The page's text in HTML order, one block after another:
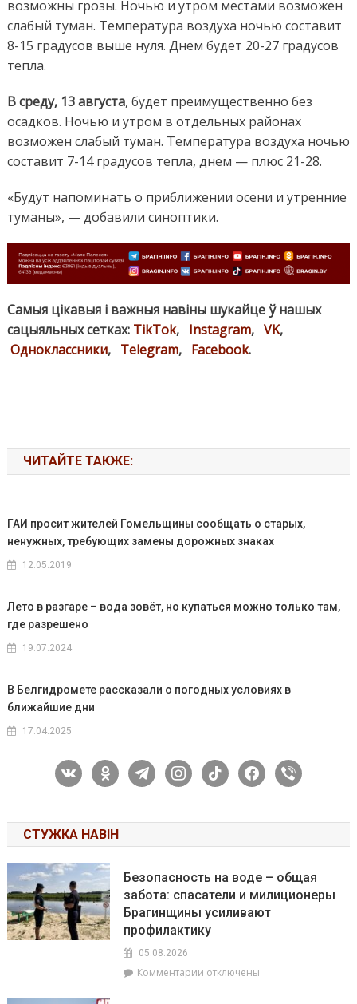
возможны грозы. Ночью и утром местами возможен
слабый туман. Температура воздуха ночью составит
8-15 градусов выше нуля. Днем будет 20-27 градусов
тепла.
В среду, 13 августа, будет преимущественно без
осадков. Ночью и утром в отдельных районах
возможен слабый туман. Температура воздуха ночью
составит 7-14 градусов тепла, днем — плюс 21-28.
«Будут напоминать о приближении осени и утренние
туманы», — добавили синоптики.
Самыя цікавыя і важныя навіны шукайце ў нашых
сацыяльных сетках: TikTok, Instagram, VK,
Одноклассники, Telegram, Facebook.
ЧИТАЙТЕ ТАКЖЕ:
ГАИ просит жителей Гомельщины сообщать о старых,
ненужных, требующих замены дорожных знаках
12.05.2019
Лето в разгаре – вода зовёт, но купаться можно только там,
где разрешено
19.07.2024
В Белгидромете рассказали о погодных условиях в
ближайшие дни
17.04.2025
vkontakteodnoklassniki
telegraminstagram
tiktok facebook
viber
СТУЖКА НАВІН
Безопасность на воде – общая
забота: спасатели и милиционеры
Брагинщины усиливают
профилактику
05.08.2026
Комментарии котключены